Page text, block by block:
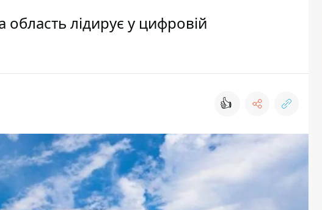
область лідирує у цифровій
👍